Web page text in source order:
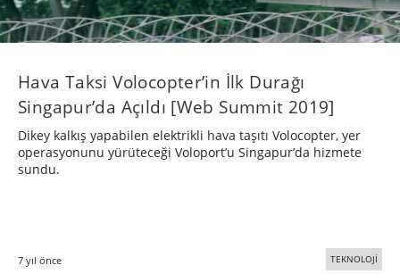
Hava Taksi Volocopter’in İlk Durağı
Singapur’da Açıldı [Web Summit 2019]
Dikey kalkış yapabilen elektrikli hava taşıtı Volocopter, yer
operasyonunu yürüteceği Voloport’u Singapur’da hizmete
sundu.
7 yıl önce TEKNOLOJİ